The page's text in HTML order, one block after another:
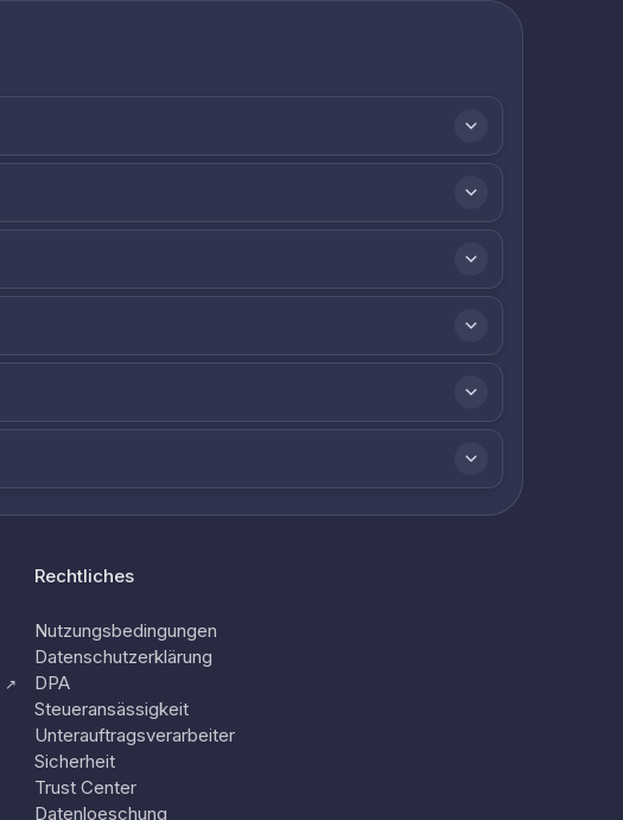
↗
Rechtliches
Nutzungsbedingungen
Datenschutzerklärung
DPA
Steueransässigkeit
Unterauftragsverarbeiter
Sicherheit
Trust Center
Datenloeschung